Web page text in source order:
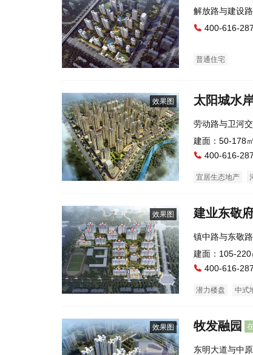
解放路与建设
400-616-
普通住宅
效果图 太阳城水
劳动路与卫河
建面：50-178
400-616-
宜居生态地产
效果图 建业东敬
镇中路与东敬
建面：105-
400-616-
潜力楼盘 中式
效果图 牧发融园
东明大道与中